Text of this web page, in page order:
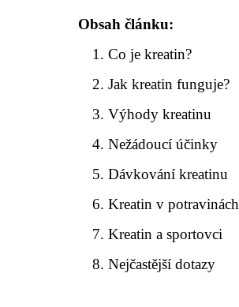
Obsah článku:
Co je kreatin?
Jak kreatin funguje?
Výhody kreatinu
Nežádoucí účinky
Dávkování kreatinu
Kreatin v potravinách
Kreatin a sportovci
Nejčastější dotazy